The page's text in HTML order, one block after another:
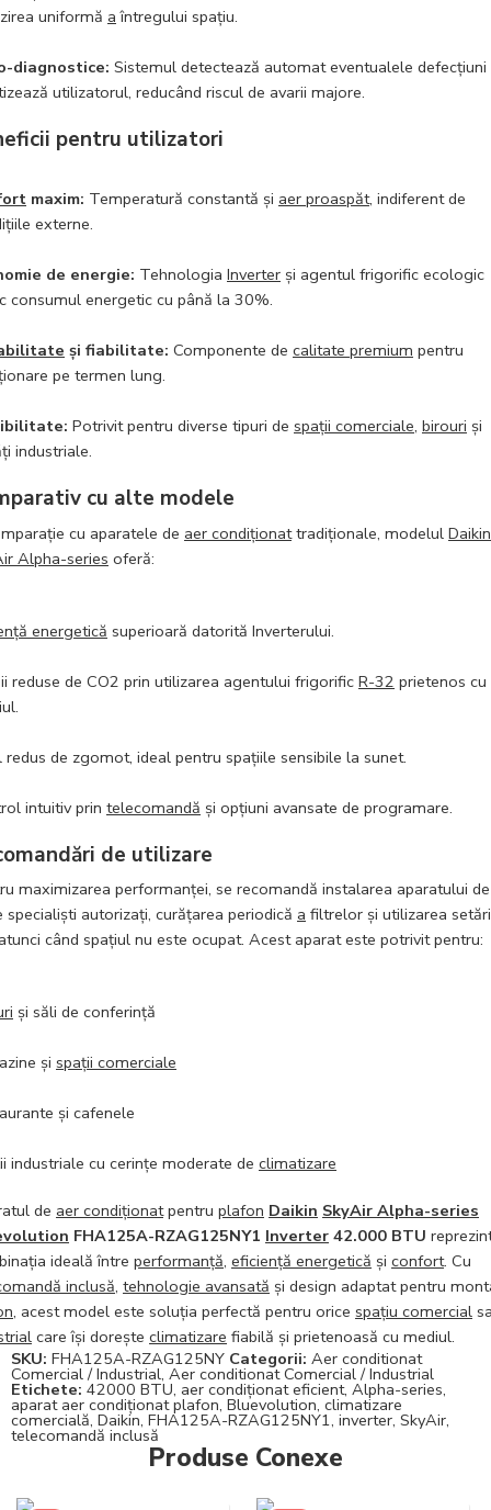
uniformă a întregului spațiu.
diagnostice: Sistemul detectează automat eventualele defecțiuni
utilizatorul, reducând riscul de avarii majore.
pentru utilizatori
maxim: Temperatură constantă și aer proaspăt, indiferent de
externe.
de energie: Tehnologia Inverter și agentul frigorific ecologic
consumul energetic cu până la 30%.
și fiabilitate: Componente de calitate premium pentru
pe termen lung.
Potrivit pentru diverse tipuri de spații comerciale, birouri și
industriale.
cu alte modele
cu aparatele de aer condiționattradiționale, modelul Daikin
Alpha-series oferă:
energetică superioară datorită Inverterului.
reduse de CO2 prin utilizarea agentului frigorific R-32 prietenos cu
redus de zgomot, ideal pentru spațiile sensibile la sunet.
intuitiv prin telecomandă și opțiuni avansate de programare.
de utilizare
maximizarea performanței, se recomandă instalarea aparatului de
specialiști autorizați, curățarea periodică a filtrelor și utilizarea
când spațiul nu este ocupat. Acest aparat este potrivit pentru:
și săli de conferință
și spații comerciale
și cafenele
industriale cu cerințe moderate de climatizare
de aer condiționatpentru plafon Daikin SkyAir Alpha-series
FHA125A-RZAG125NY1 Inverter 42.000 BTU
ideală între performanță, eficiență energetică și confort. Cu
inclusă, tehnologie avansată și design adaptat pentru
, acest model este soluția perfectă pentru orice spațiu comercial
care își dorește climatizare fiabilă și prietenoasă cu mediul.
SKU: FHA125A-RZAG125NY Categorii: Aer conditionat
Comercial / Industrial, Aer conditionat Comercial / Industrial
Etichete: 42000 BTU, aer condiționat eficient, Alpha-series,
aparat aer condiționat plafon, Bluevolution, climatizare
comercială, Daikin, FHA125A-RZAG125NY1, inverter, SkyAir,
telecomandă inclusă
Produse Conexe